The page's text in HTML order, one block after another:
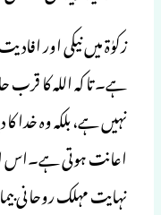
زکوٰۃ میں نیکی اور
ہے۔ تا کہ اللہ کا
نہیں ہے، بلکہ وہ خدا
اعانت ہوتی ہے۔اس
نہایت مہلک روحانی